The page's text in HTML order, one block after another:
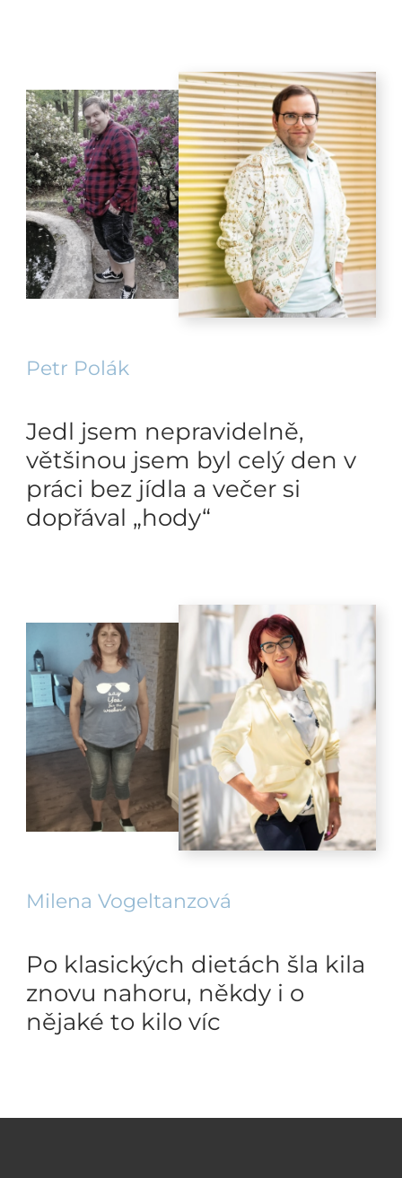
Petr Polák
Jedl jsem nepravidelně,
většinou jsem byl celý den v
práci bez jídla a večer si
dopřával „hody“
Milena Vogeltanzová
Po klasických dietách šla kila
znovu nahoru, někdy i o
nějaké to kilo víc